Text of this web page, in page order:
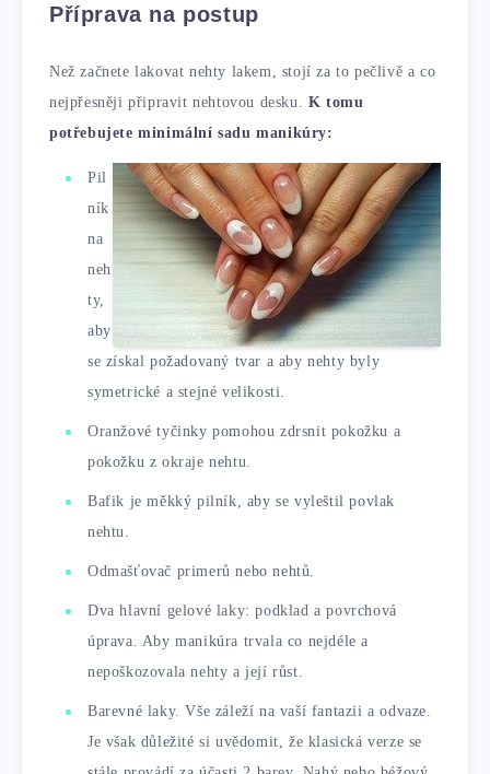
Příprava na postup
Než začnete lakovat nehty lakem, stojí za to pečlivě a co
nejpřesněji připravit nehtovou desku. K tomu
potřebujete minimální sadu manikúry:
Pil
ník
na
neh
ty,
aby
se získal požadovaný tvar a aby nehty byly
symetrické a stejné velikosti.
Oranžové tyčinky pomohou zdrsnit pokožku a
pokožku z okraje nehtu.
Bafik je měkký pilník, aby se vyleštil povlak
nehtu.
Odmašťovač primerů nebo nehtů.
Dva hlavní gelové laky: podklad a povrchová
úprava. Aby manikúra trvala co nejdéle a
nepoškozovala nehty a její růst.
Barevné laky. Vše záleží na vaší fantazii a odvaze.
Je však důležité si uvědomit, že klasická verze se